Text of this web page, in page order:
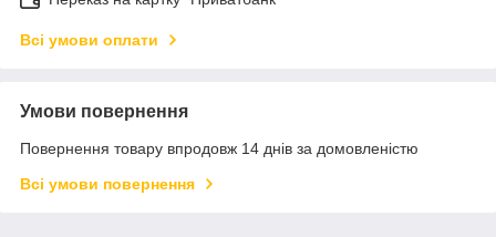
Всі умови оплати
Умови повернення
Повернення товару впродовж 14 днів за домовленістю
Всі умови повернення